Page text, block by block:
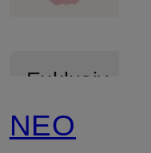
Exklusiv
NEO